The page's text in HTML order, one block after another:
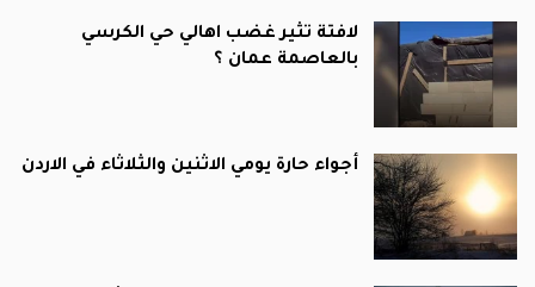
لافتة تثير غضب اهالي حي الكرسي
بالعاصمة عمان ؟
أجواء حارة يومي الاثنين والثلاثاء في الاردن